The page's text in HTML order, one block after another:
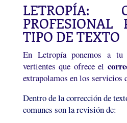
LETROPÍA:
PROFESIONAL
TIPO DE TEXTO
En Letropía ponemos a tu
vertientes que ofrece el
extrapolamos en los servicios
Dentro de la corrección de
comunes son la revisión de: